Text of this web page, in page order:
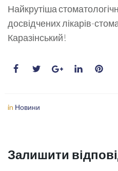
Найкрутіша
досвідчених лікарів-
Каразінський!
in Новини
Залишити